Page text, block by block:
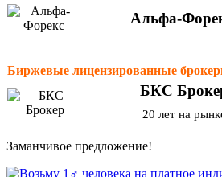
Альфа-
Биржевые лицензированные
БКС
20 лет на
Заманчивое предложение!